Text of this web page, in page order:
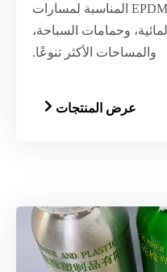
نحن نقدم خيارات أرضيات EPDM المناسبة لمسارات
وحمامات السباحة،
والمساحات الأكثر تنوعًا.
عرض المنتجات